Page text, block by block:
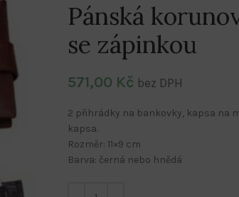
Pánská
se zápinkou
571,00 Kč bez DPH
2 přihrádky na bankovky, kapsa na
kapsa.
Rozměr: 11×9 cm
Barva: černá nebo hnědá